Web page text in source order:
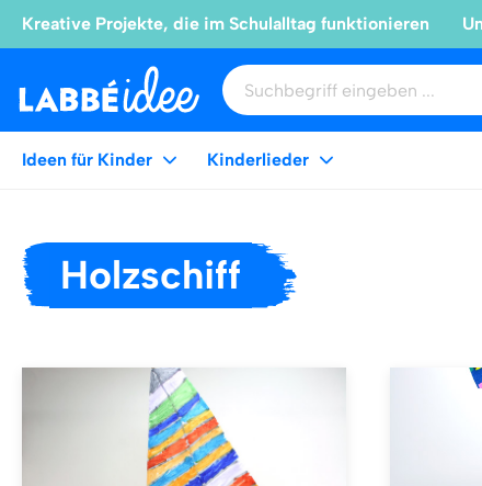
Kreative Projekte, die im Schulalltag funktionieren
Ideen für Kinder Kinderlieder
Holzschiff